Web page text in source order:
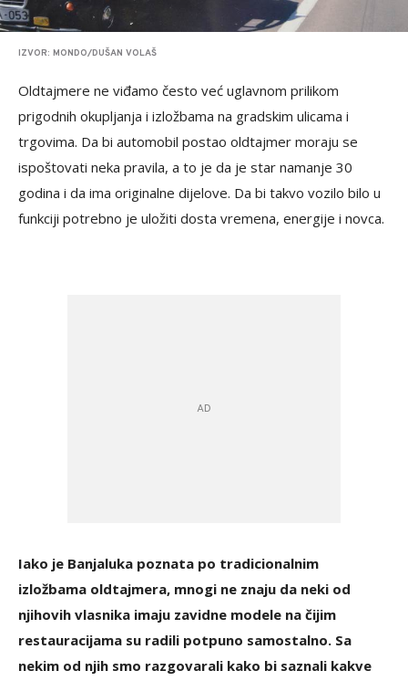
IZVOR: MONDO/DUŠAN VOLAŠ
Oldtajmere ne viđamo često već uglavnom prilikom
prigodnih okupljanja i izložbama na gradskim ulicama i
trgovima. Da bi automobil postao oldtajmer moraju se
ispoštovati neka pravila, a to je da je star namanje 30
godina i da ima originalne dijelove. Da bi takvo vozilo bilo u
funkciji potrebno je uložiti dosta vremena, energije i novca.
Iako je Banjaluka poznata po tradicionalnim
izložbama oldtajmera, mnogi ne znaju da neki od
njihovih vlasnika imaju zavidne modele na čijim
restauracijama su radili potpuno samostalno. Sa
nekim od njih smo razgovarali kako bi saznali kakve